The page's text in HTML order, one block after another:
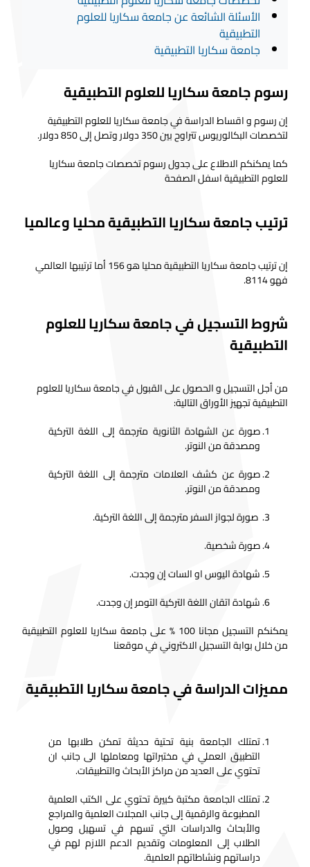
الأسئلة الشائعة عن جامعة سكاريا للعلوم
التطبيقية
جامعة سكاريا التطبيقية
رسوم جامعة سكاريا للعلوم التطبيقية
إن رسوم و اقساط الدراسة في جامعة سكاريا للعلوم التطبيقية
لتخصصات البكالوريوس تتراوح بين 350 دولار وتصل إلى 850 دولار.
كما يمكنكم الاطلاع على جدول رسوم تخصصات جامعة سكاريا
للعلوم التطبيقية اسفل الصفحة
ترتيب جامعة سكاريا التطبيقية محليا وعالميا
إن ترتيب جامعة سكاريا التطبيقية محليا هو 156 أما ترتيبها العالمي
فهو 8114.
شروط التسجيل في جامعة سكاريا للعلوم
التطبيقية
من أجل التسجيل و الحصول على القبول في جامعة سكاريا للعلوم
التطبيقية تجهيز الأوراق التالية:
صورة عن الشهادة الثانوية مترجمة إلى اللغة التركية
ومصدقة من النوتر.
صورة عن كشف العلامات مترجمة إلى اللغة التركية
ومصدقة من النوتر.
صورة لجواز السفر مترجمة إلى اللغة التركية.
صورة شخصية.
شهادة اليوس او السات إن وجدت.
شهادة اتقان اللغة التركية التومر إن وجدت.
يمكنكم التسجيل مجانا 100 % على جامعة سكاريا للعلوم التطبيقية
من خلال بوابة التسجيل الاكتروني في موقعنا
مميزات الدراسة في جامعة سكاريا التطبيقية
تمتلك الجامعة بنية تحتية حديثة تمكن طلابها من
التطبيق العملي في مختبراتها ومعاملها الى جانب ان
تحتوي على العديد من مراكز الأبحاث والتطبيقات.
تمتلك الجامعة مكتبة كبيرة تحتوي على الكتب العلمية
المطبوعة والرقمية إلى جانب المجلات العلمية والمراجع
والأبحاث والدراسات التي تسهم في تسهيل وصول
الطلاب إلى المعلومات وتقديم الدعم اللازم لهم في
دراساتهم ونشاطاتهم العلمية.